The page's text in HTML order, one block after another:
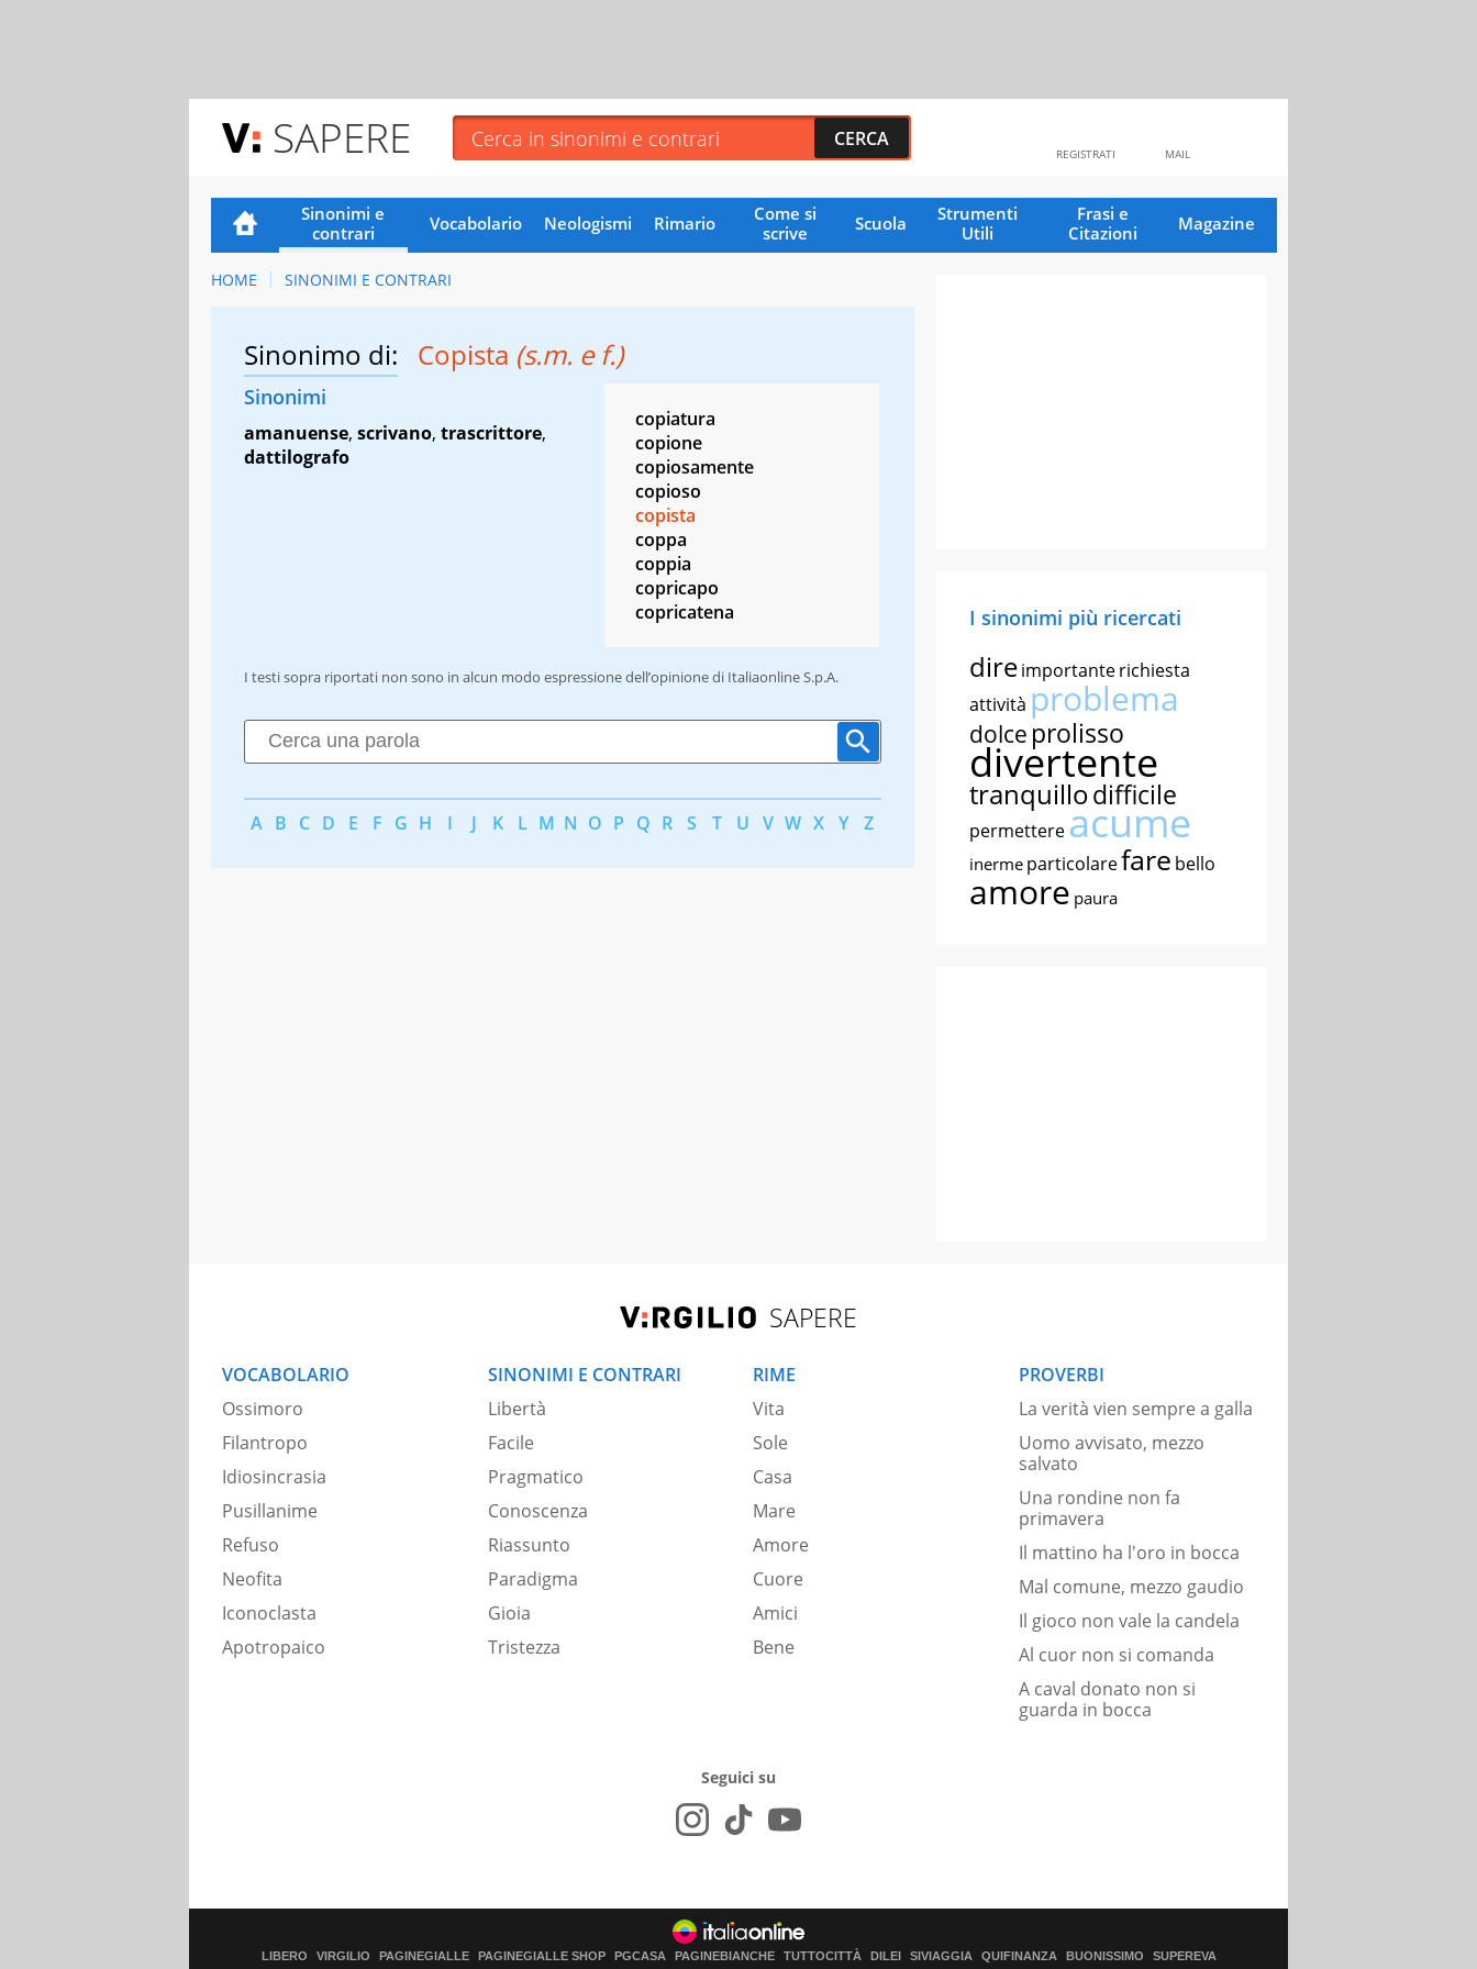
SAPERE MAIL
REGISTRATI
Sinonimi e
contrari
Vocabolario Neologismi Rimario
Come si
scrive
Scuola
Strumenti
Utili
Frasi e
Citazioni
Magazine
HOME SINONIMI E CONTRARI
Sinonimo di: Copista (s.m. e f.)
Sinonimi
amanuense, scrivano, trascrittore,
dattilografo
copiatura
copione
copiosamente
copioso
copista
coppa
coppia
copricapo
copricatena
I testi sopra riportati non sono in alcun modo espressione dell’opinione di Italiaonline S.p.A.
A B C D E F G H I J K L M N O P Q R S T U V W X Y Z
I sinonimi più ricercati
direimportanterichiesta
attività problema
dolce prolisso
divertente
tranquillodifficile
permettereacume
inerme particolarefare bello
amore paura
SAPERE
VOCABOLARIO
Ossimoro
Filantropo
Idiosincrasia
Pusillanime
Refuso
Neofita
Iconoclasta
Apotropaico
SINONIMI E CONTRARI
Libertà
Facile
Pragmatico
Conoscenza
Riassunto
Paradigma
Gioia
Tristezza
RIME
Vita
Sole
Casa
Mare
Amore
Cuore
Amici
Bene
PROVERBI
La verità vien sempre a galla
Uomo avvisato, mezzo
salvato
Una rondine non fa
primavera
Il mattino ha l'oro in bocca
Mal comune, mezzo gaudio
Il gioco non vale la candela
Al cuor non si comanda
A caval donato non si
guarda in bocca
Seguici su
LIBERO VIRGILIO PAGINEGIALLE PAGINEGIALLE SHOP PGCASA PAGINEBIANCHE TUTTOCITTÀ DILEI SIVIAGGIA QUIFINANZA BUONISSIMO SUPEREVA